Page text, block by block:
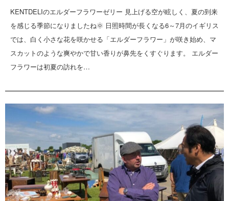
KENTDELIのエルダーフラワーゼリー 見上げる空が眩しく、夏の到来
を感じる季節になりましたね🌞 日照時間が長くなる6～7月のイギリス
では、白く小さな花を咲かせる「エルダーフラワー」が咲き始め、マ
スカットのような爽やかで甘い香りが鼻先をくすぐります。 エルダー
フラワーは初夏の訪れを…